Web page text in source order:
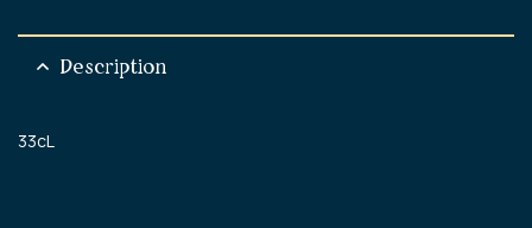
Description
33cL